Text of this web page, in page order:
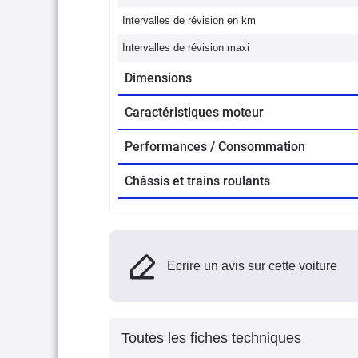
Intervalles de révision en km
Intervalles de révision maxi
Dimensions
Caractéristiques moteur
Performances / Consommation
Châssis et trains roulants
Ecrire un avis sur cette voiture
Toutes les fiches techniques